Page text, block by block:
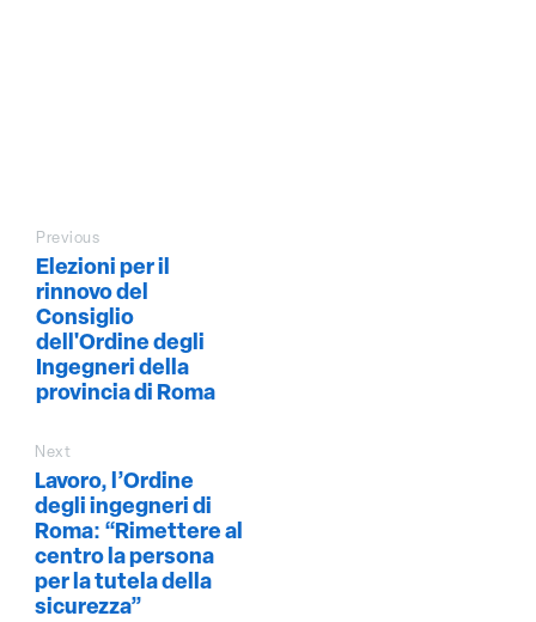
Previous
Elezioni per il
rinnovo del
Consiglio
dell'Ordine degli
Ingegneri della
provincia di Roma
Next
Lavoro, l’Ordine
degli ingegneri di
Roma: “Rimettere al
centro la persona
per la tutela della
sicurezza”